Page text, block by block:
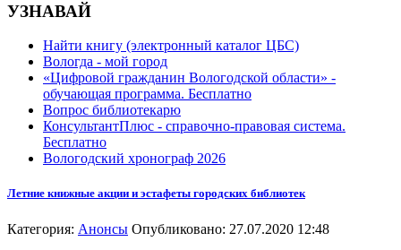
УЗНАВАЙ
Найти книгу (электронный каталог ЦБС)
Вологда - мой город
«Цифровой гражданин Вологодской области» -
обучающая программа. Бесплатно
Вопрос библиотекарю
КонсультантПлюс - справочно-правовая система.
Бесплатно
Вологодский хронограф 2026
Летние книжные акции и эстафеты городских библиотек
Категория: Анонсы Опубликовано: 27.07.2020 12:48